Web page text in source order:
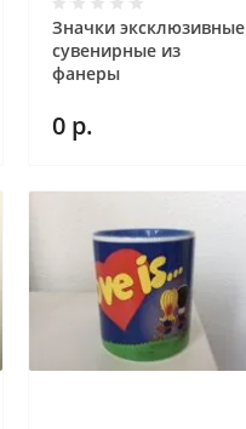
Значки эксклюзивные
сувенирные из
фанеры
0р.